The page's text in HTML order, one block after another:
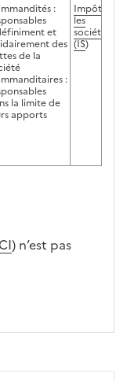
:
et
des
de la
:
la limite de
apports
Impôt sur
les
sociétés
(IS)
) n’est pas